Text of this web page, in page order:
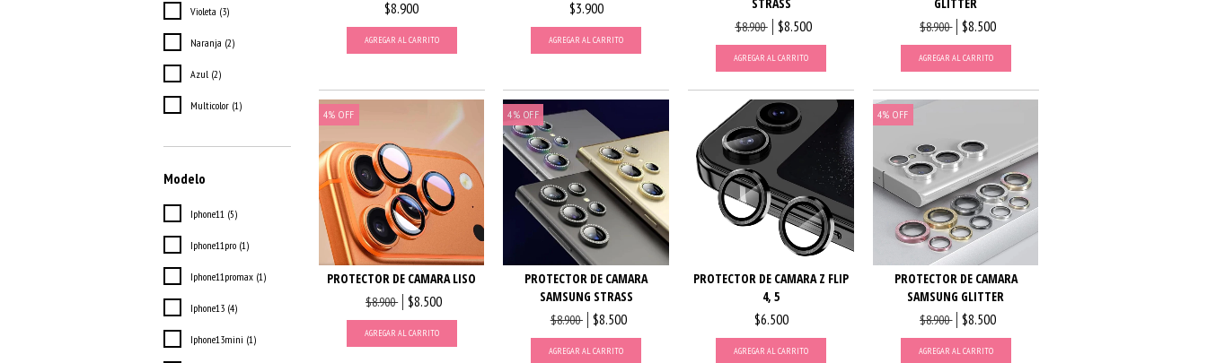
Violeta (3)
Naranja (2)
Azul (2)
Multicolor (1)
Modelo
Iphone11 (5)
Iphone11pro (1)
Iphone11promax (1)
Iphone13 (4)
Iphone13mini (1)
$8.900
AGREGAR AL CARRITO
$3.900
AGREGAR AL CARRITO
$8.900 $8.500
AGREGAR AL CARRITO
$8.900 $8.500
AGREGAR AL CARRITO
4%OFF
PROTECTOR DE CAMARA LISO
$8.900 $8.500
AGREGAR AL CARRITO
4% OFF
PROTECTOR DE CAMARA
SAMSUNG STRASS
$8.900 $8.500
AGREGAR AL CARRITO
PROTECTOR DE CAMARA Z FLIP
4, 5
$6.500
AGREGAR AL CARRITO
4%OFF
PROTECTOR DE CAMARA
SAMSUNG GLITTER
$8.900 $8.500
AGREGAR AL CARRITO